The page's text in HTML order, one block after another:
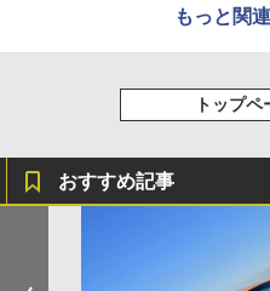
もっと関
トップペ
おすすめ記事